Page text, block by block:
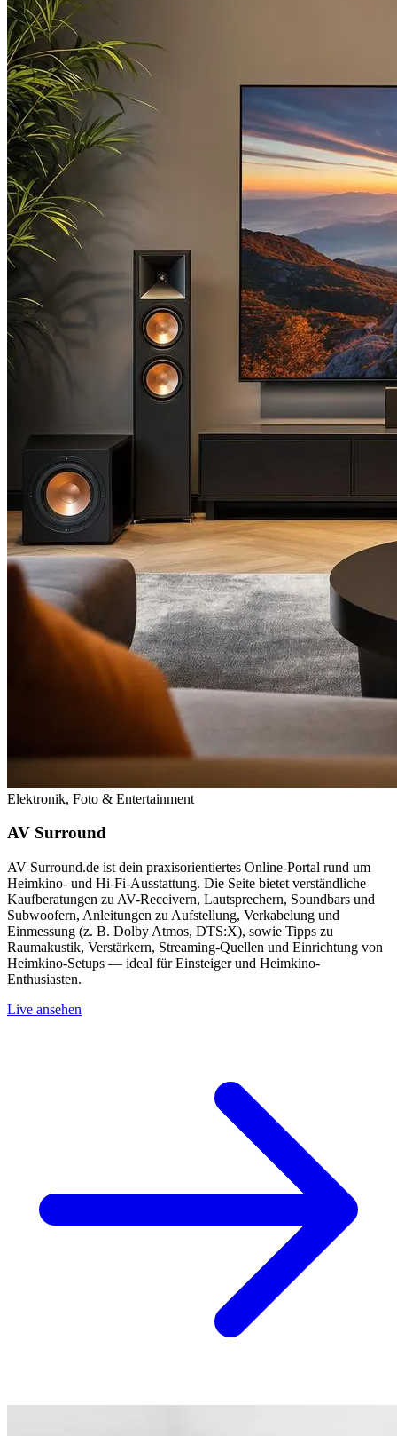
Elektronik, Foto & Entertainment
AV Surround
AV-Surround.de ist dein praxisorientiertes Online-Portal rund um
Heimkino- und Hi-Fi-Ausstattung. Die Seite bietet verständliche
Kaufberatungen zu AV-Receivern, Lautsprechern, Soundbars und
Subwoofern, Anleitungen zu Aufstellung, Verkabelung und
Einmessung (z. B. Dolby Atmos, DTS:X), sowie Tipps zu
Raumakustik, Verstärkern, Streaming-Quellen und Einrichtung von
Heimkino-Setups — ideal für Einsteiger und Heimkino-
Enthusiasten.
Live ansehen